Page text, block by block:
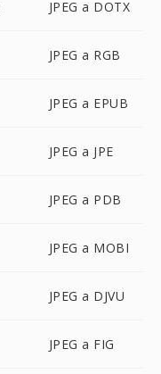
JPEG a DOTX
JPEG a RGB
JPEG a EPUB
JPEG a JPE
JPEG a PDB
JPEG a MOBI
JPEG a DJVU
JPEG a FIG